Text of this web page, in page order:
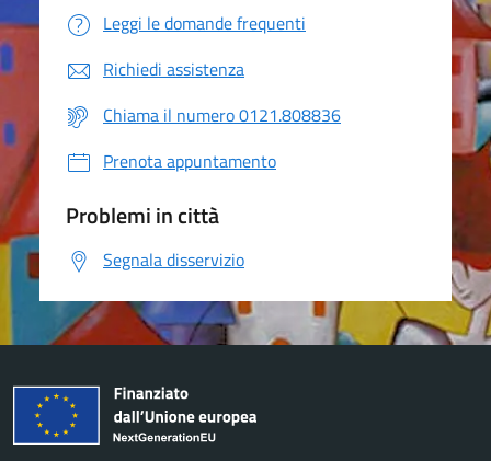
Leggi le domande frequenti
Richiedi assistenza
Chiama il numero 0121.808836
Prenota appuntamento
Problemi in città
Segnala disservizio